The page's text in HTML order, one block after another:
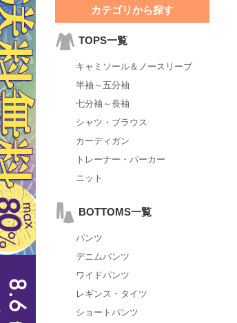
カテゴリから探す
TOPS一覧
キャミソール＆ノースリーブ
半袖～五分袖
七分袖～長袖
シャツ・ブラウス
カーディガン
トレーナー・パーカー
ニット
BOTTOMS一覧
パンツ
デニムパンツ
ワイドパンツ
レギンス・タイツ
ショートパンツ